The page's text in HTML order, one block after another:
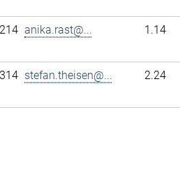
anika.rast@... 1.14
stefan.theisen@... 2.24